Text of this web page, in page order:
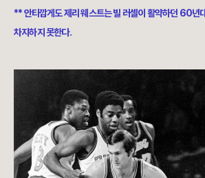
** 안타깝게도 제리 웨스트는 빌 러셀이 활약하던 60년
차지하지 못한다.